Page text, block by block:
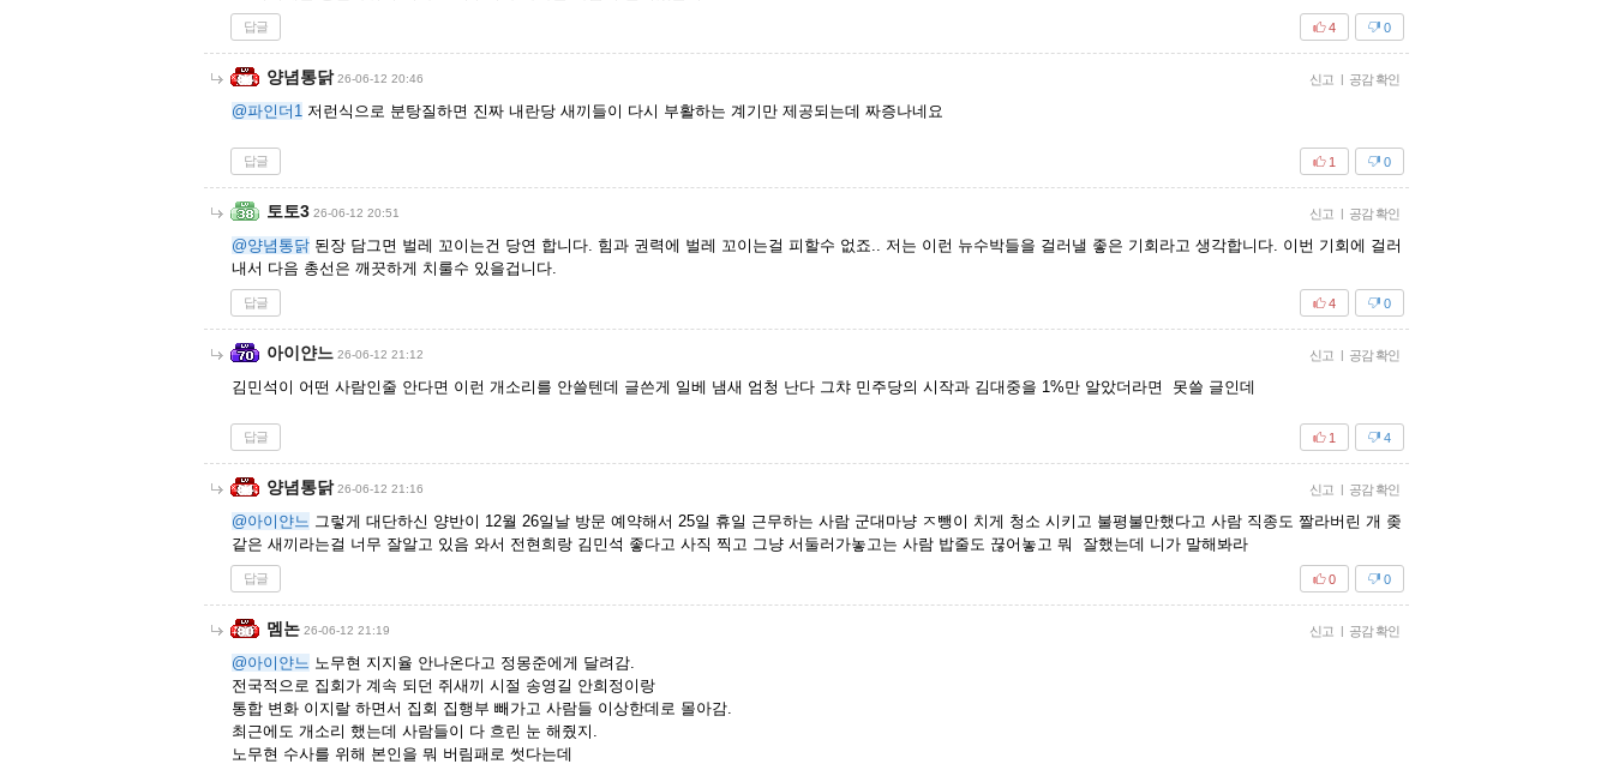
답글 0
4
양념통닭 26-06-12 20:46 신고 | 공감 확인
@파인더1 저런식으로 분탕질하면 진짜 내란당 새끼들이 다시 부활하는 계기만 제공되는데 짜증나네요
답글 0
1
토토3 26-06-12 20:51 신고 | 공감 확인
@양념통닭 된장 담그면 벌레 꼬이는건 당연 합니다. 힘과 권력에 벌레 꼬이는걸 피할수 없죠.. 저는 이런 뉴수박들을 걸러낼 좋은 기회라고 생각합니다. 이번 기회에 걸러
내서 다음 총선은 깨끗하게 치룰수 있을겁니다.
답글 0
4
아이얀느 26-06-12 21:12 신고 | 공감 확인
김민석이 어떤 사람인줄 안다면 이런 개소리를 안쓸텐데 글쓴게 일베 냄새 엄청 난다 그챠 민주당의 시작과 김대중을 1%만 알았더라면 못쓸 글인데
답글 4
1
양념통닭 26-06-12 21:16 신고 | 공감 확인
@아이얀느 그렇게 대단하신 양반이 12월 26일날 방문 예약해서 25일 휴일 근무하는 사람 군대마냥 ㅈ뺑이 치게 청소 시키고 불평불만했다고 사람 직종도 짤라버린 개 좆
같은 새끼라는걸 너무 잘알고 있음 와서 전현희랑 김민석 좋다고 사직 찍고 그냥 서둘러가놓고는 사람 밥줄도 끊어놓고 뭐 잘했는데 니가 말해봐라
답글 0
0
멤논 26-06-12 21:19 신고 | 공감 확인
@아이얀느 노무현 지지율 안나온다고 정몽준에게 달려감.
전국적으로 집회가 계속 되던 쥐새끼 시절 송영길 안희정이랑
통합 변화 이지랄 하면서 집회 집행부 빼가고 사람들 이상한데로 몰아감.
최근에도 개소리 했는데 사람들이 다 흐린 눈 해줬지.
노무현 수사를 위해 본인을 뭐 버림패로 썻다는데